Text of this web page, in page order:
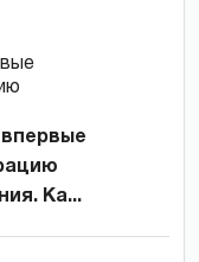
Ка...